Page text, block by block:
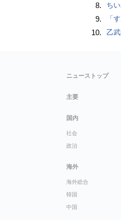
8. ち
9. 「
10. 乙
ニューストップ
主要
国内
社会
政治
海外
海外総合
韓国
中国